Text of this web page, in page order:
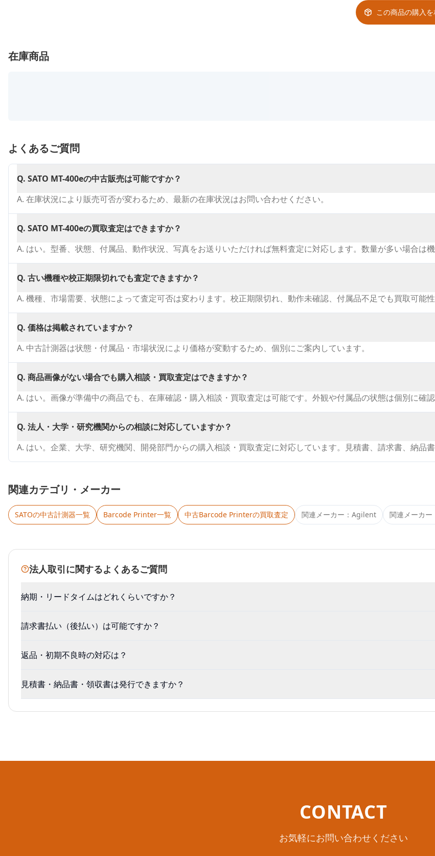
この商品の購入
在庫商品
よくあるご質問
Q. SATO MT-400eの中古販売は可能ですか？
A. 在庫状況により販売可否が変わるため、最新の在庫状況はお問い合わせください。
Q. SATO MT-400eの買取査定はできますか？
A. はい。型番、状態、付属品、動作状況、写真をお送りいただければ無料査定に対応します。数量が多い場合は
Q. 古い機種や校正期限切れでも査定できますか？
A. 機種、市場需要、状態によって査定可否は変わります。校正期限切れ、動作未確認、付属品不足でも買取可能
Q. 価格は掲載されていますか？
A. 中古計測器は状態・付属品・市場状況により価格が変動するため、個別にご案内しています。
Q. 商品画像がない場合でも購入相談・買取査定はできますか？
A. はい。画像が準備中の商品でも、在庫確認・購入相談・買取査定は可能です。外観や付属品の状態は個別に確認
Q. 法人・大学・研究機関からの相談に対応していますか？
A. はい。企業、大学、研究機関、開発部門からの購入相談・買取査定に対応しています。見積書、請求書、納品
関連カテゴリ・メーカー
SATOの中古計測器一覧 Barcode Printer一覧 中古Barcode Printerの買取査定 関連メーカー： Agilent 関連メーカー
法人取引に関するよくあるご質問
納期・リードタイムはどれくらいですか？
請求書払い（後払い）は可能ですか？
返品・初期不良時の対応は？
見積書・納品書・領収書は発行できますか？
CONTACT
お気軽にお問い合わせください